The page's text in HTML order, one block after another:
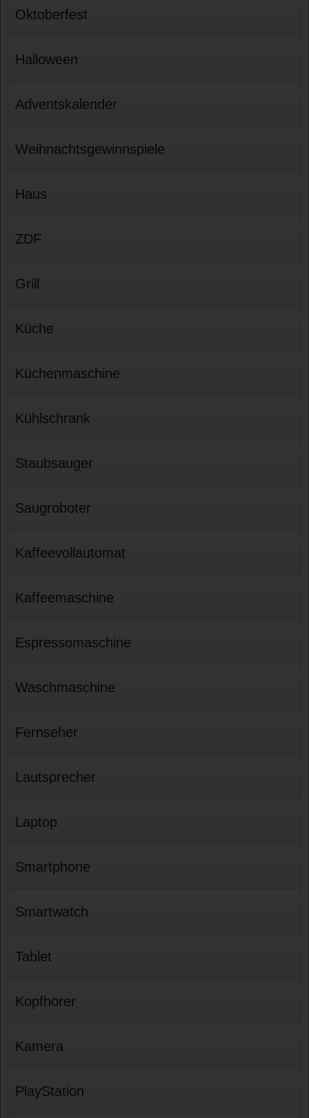
Oktoberfest
Halloween
Adventskalender
Weihnachtsgewinnspiele
Haus
ZDF
Grill
Küche
Küchenmaschine
Kühlschrank
Staubsauger
Saugroboter
Kaffeevollautomat
Kaffeemaschine
Espressomaschine
Waschmaschine
Fernseher
Lautsprecher
Laptop
Smartphone
Smartwatch
Tablet
Kopfhörer
Kamera
PlayStation